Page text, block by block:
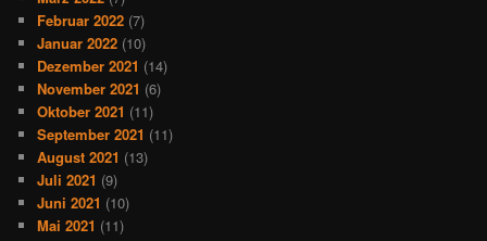
Februar 2022 (7)
Januar 2022 (10)
Dezember 2021 (14)
November 2021 (6)
Oktober 2021 (11)
September 2021 (11)
August 2021 (13)
Juli 2021 (9)
Juni 2021 (10)
Mai 2021 (11)